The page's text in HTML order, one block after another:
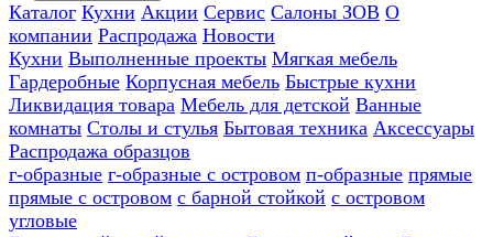
Каталог Кухни Акции Сервис Салоны ЗОВ О
компании Распродажа Новости
Кухни Выполненные проекты Мягкая мебель
Гардеробные Корпусная мебель Быстрые кухни
Ликвидация товара Мебель для детской Ванные
комнаты Столы и стулья Бытовая техника Аксессуары
Распродажа образцов
г-образные г-образные с островом п-образные прямые
прямые с островом с барной стойкой с островом
угловые